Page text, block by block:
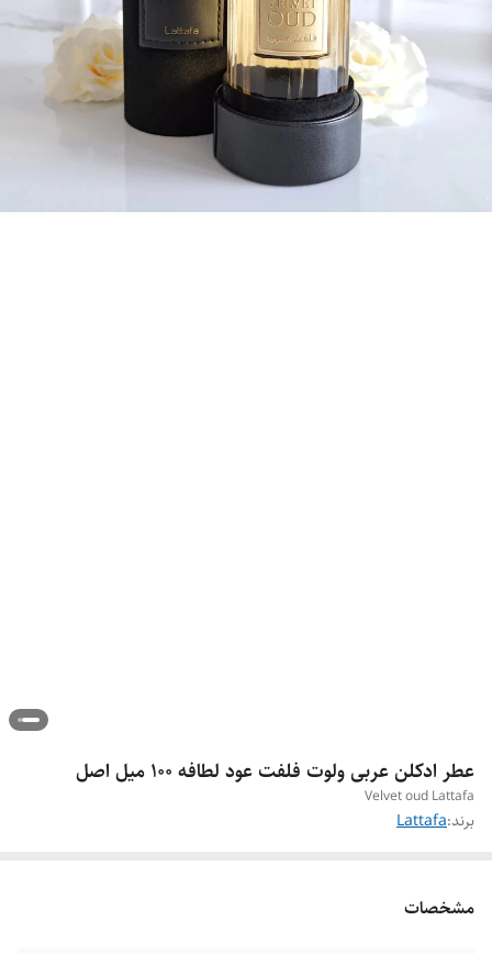
عطر ادکلن عربی ولوت فلفت عود لطافه ۱۰۰ میل اصل
Velvet oud Lattafa
برند:Lattafa
مشخصات